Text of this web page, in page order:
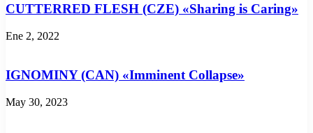
CUTTERRED FLESH (CZE) «Sharing is Caring»
Ene 2, 2022
IGNOMINY (CAN) «Imminent Collapse»
May 30, 2023